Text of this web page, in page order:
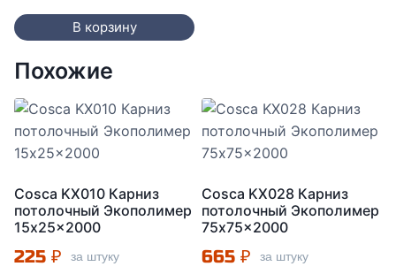
В корзину
Похожие
Cosca KX010 Карниз
потолочный Экополимер
15x25x2000
225 ₽ за штуку
Cosca KX028 Карниз
потолочный Экополимер
75x75x2000
665 ₽ за штуку